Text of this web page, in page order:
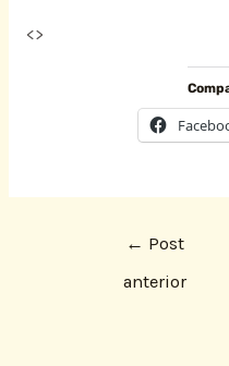
<>
← Post
anterior